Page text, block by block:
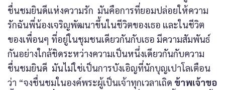
ชื่นชมยินดีแห่งความรัก มันคือการที่ยอมปล่อยให้ความ
รักฉันพี่น้องเจริญพัฒนาขึ้นในชีวิตของเธอ และในชีวิต
ของเพื่อนๆ ที่อยู่ในชุมชนเดียวกันกับเธอ มีความสัมพันธ์
กันอย่างใกล้ชิดระหว่างความเป็นหนึ่งเดียวกันกับความ
ชื่นชมยินดี มันไม่ใช่เป็นการบังเอิญที่นักบุญเปาโลเตือน
ว่า “จงชื่นชมในองค์พระผู้เป็นเจ้าทุกเวลาเถิด ข้าพเจ้าขอ